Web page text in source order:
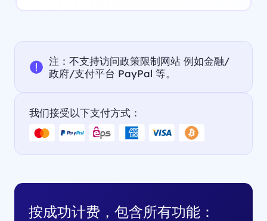
注：不支持访问政策限制网站 例如金融/
政府/支付平台 PayPal 等。
我们接受以下支付方式：
按成功计费，包含所有功能：